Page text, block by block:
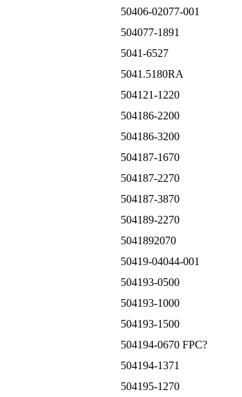
50406-02077-001
504077-1891
5041-6527
5041.5180RA
504121-1220
504186-2200
504186-3200
504187-1670
504187-2270
504187-3870
504189-2270
5041892070
50419-04044-001
504193-0500
504193-1000
504193-1500
504194-0670 FPC?
504194-1371
504195-1270